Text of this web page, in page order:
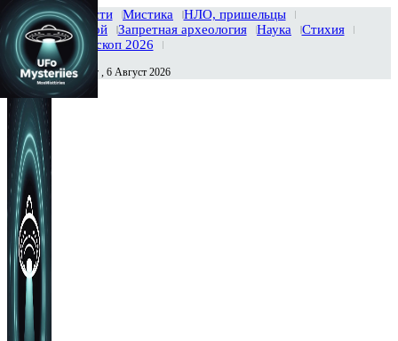
Главная Новости Мистика
НЛО, пришельцы
Тайны вселенной
Запретная археология Наука
Стихия
История
Гороскоп 2026
Сегодня Четверг , 6 Август 2026